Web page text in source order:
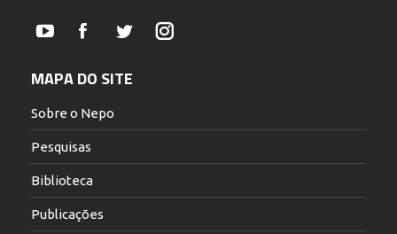
YouTubeFacebookTwitterInstagram
MAPA DO SITE
Sobre o Nepo
Pesquisas
Biblioteca
Publicações